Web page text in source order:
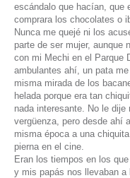
escándalo que hacían, que
comprara los chocolates o
Nunca me quejé ni los
parte de ser mujer, aunque
con mi Mechi en el Parque
ambulantes ahí, un pata
misma mirada de los
helada porque era tan
nada interesante. No le
vergüenza, pero desde ahí
misma época a una
pierna en el cine.
Eran los tiempos en los
y mis papás nos llevaban